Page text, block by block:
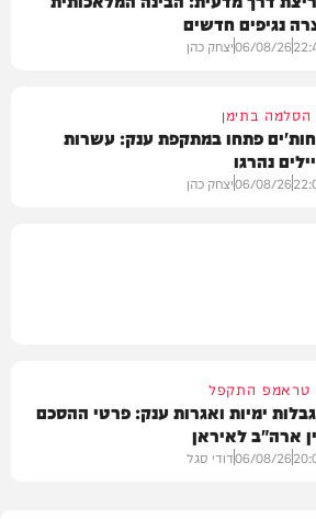
נגיפים חדשים
06/08/26יצחק כהן
הסלמה בתימן
פתחו במתקפת ענק: עשרות
נהרגו
06/08/26יצחק כהן
טראמפ התקפל
ימיות ואגרות ענק: פרטי ההסכם
ארה"ב לאיראן
06/08/26דודי סגל